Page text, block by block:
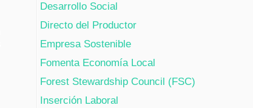
Desarrollo Social
Directo del Productor
Empresa Sostenible
Fomenta Economía Local
Forest Stewardship Council (FSC)
Inserción Laboral